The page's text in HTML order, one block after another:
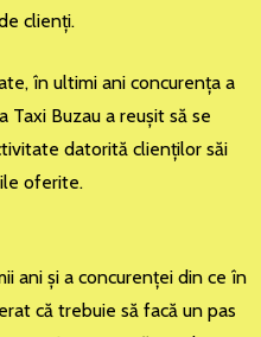
clienţi.
în ultimi ani concurenţa a
Buzau a reuşit să se
datorită clienţilor săi
oferite.
ani şi a concurenţei din ce în
că trebuie să facă un pas